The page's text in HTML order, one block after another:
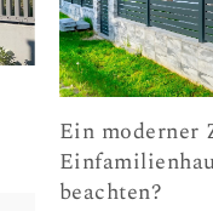
Ein moderner
beachten?